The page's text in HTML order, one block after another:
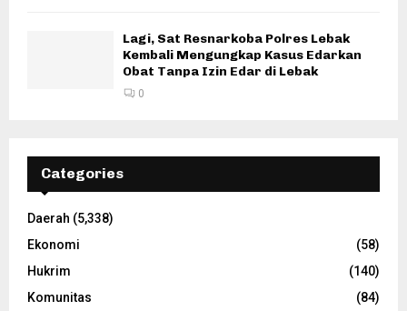
Lagi, Sat Resnarkoba Polres Lebak
Kembali Mengungkap Kasus Edarkan
Obat Tanpa Izin Edar di Lebak
0
Categories
Daerah (5,338)
Ekonomi
(58)
Hukrim
(140)
Komunitas
(84)